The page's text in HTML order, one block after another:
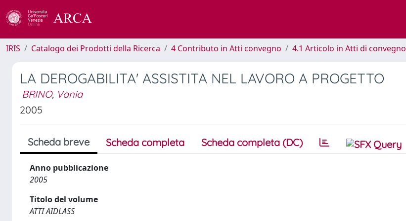
IRIS Catalogo dei Prodotti della Ricerca 4 Contributo in Atti convegno 4.1 Articolo in Atti di convegno
LA DEROGABILITA' ASSISTITA NEL LAVORO A PROGETTO
BRINO, Vania
2005
Scheda breve Scheda completa Scheda completa (DC)
Anno pubblicazione
2005
Titolo del volume
ATTI AIDLASS